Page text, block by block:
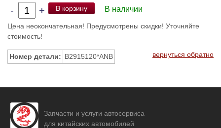
- + В корзину В наличии
Цена неокончательная! Предусмотрены скидки! Уточняйте
стоимость!
Номер детали: B2915120*ANB вернуться обратно
Запчасти и услуги автосервиса
для китайских автомобилей